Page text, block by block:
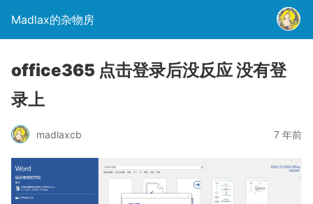
Madlax的杂物房
office365 点击登录后没反应 没有登
录上
madlaxcb 7 年前